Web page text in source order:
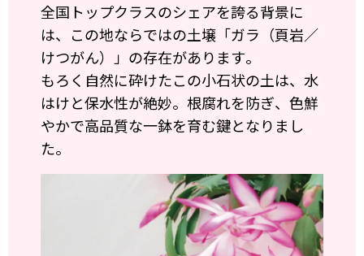
全国トップクラスのシェアを誇る背景に
は、この地ならではの土壌「ガラ（頁岩／
けつがん）」の存在があります。
もろく自然に砕けたこの小石状の土は、水
はけと保水性が絶妙。根腐れを防ぎ、色鮮
やかで高品質な一鉢を育む鍵となりまし
た。